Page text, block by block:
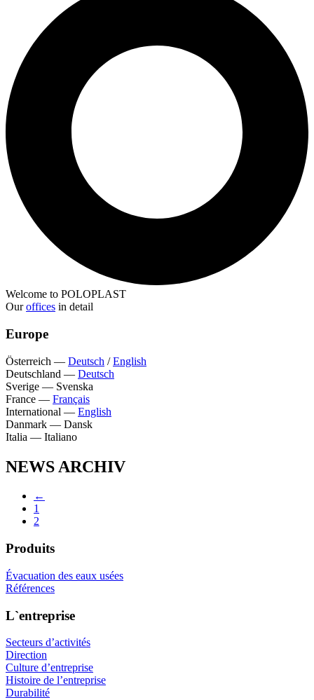
Welcome to POLOPLAST
Ouroffices in detail
Europe
Österreich — Deutsch /English
Deutschland — Deutsch
Sverige — Svenska
France — Français
International — English
Danmark — Dansk
Italia — Italiano
NEWS ARCHIV
←
1
2
Produits
Évacuation des eaux usées
Références
L`entreprise
Secteurs d’activités
Direction
Culture d’entreprise
Histoire de l’entreprise
Durabilité